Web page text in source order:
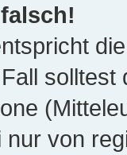
solltest
von